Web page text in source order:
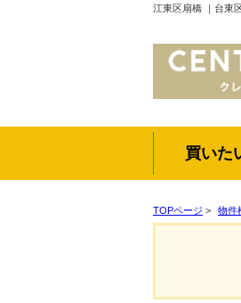
江東区扇橋 ｜台東
買いた
TOPページ > 物件